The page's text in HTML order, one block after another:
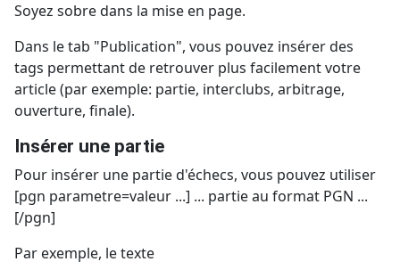
Soyez sobre dans la mise en page.
Dans le tab "Publication", vous pouvez insérer des
tags permettant de retrouver plus facilement votre
article (par exemple: partie, interclubs, arbitrage,
ouverture, finale).
Insérer une partie
Pour insérer une partie d'échecs, vous pouvez utiliser
[pgn parametre=valeur ...] ... partie au format PGN ...
[/pgn]
Par exemple, le texte